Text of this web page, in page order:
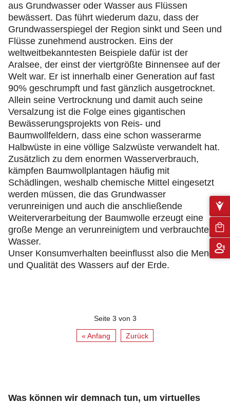
aus Grundwasser oder Wasser aus Flüssen
bewässert. Das führt wiederum dazu, dass der
Grundwasserspiegel der Region sinkt und Seen und
Flüsse zunehmend austrocken. Eins der
weltweitbekanntesten Beispiele dafür ist der
Aralsee, der einst der viertgrößte Binnensee auf der
Welt war. Er ist innerhalb einer Generation auf fast
90% geschrumpft und fast gänzlich ausgetrocknet.
Allein seine Vertrocknung und damit auch seine
Versalzung ist die Folge eines gigantischen
Bewässerungsprojekts von Reis- und
Baumwollfeldern, dass eine schon wasserarme
Halbwüste in eine völlige Salzwüste verwandelt hat.
Zusätzlich zu dem enormen Wasserverbrauch,
kämpfen Baumwollplantagen häufig mit
Schädlingen, weshalb chemische Mittel eingesetzt
werden müssen, die das Grundwasser
verunreinigen und auch die anschließende
Weiterverarbeitung der Baumwolle erzeugt eine
große Menge an verunreinigtem und verbrauchtem
Wasser.
Unser Konsumverhalten beeinflusst also die Menge
und Qualität des Wassers auf der Erde.
Seite 3 von 3
« Anfang Zurück
Was können wir demnach tun, um virtuelles